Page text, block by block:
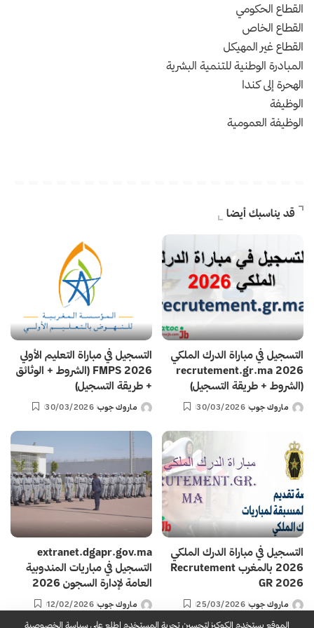
القطاع الحكومي
القطاع الخاص
القطاع غير المهيكل
المبادرة الوطنية للتنمية البشرية
الهحرة إلى كندا
الوظيفة
الوظيفة العمومية
قد يناسبك أيضا
التسجيل في مباراة الدرك الملكي
2026 recrutement.gr.ma
(الشروط + طريقة التسجيل)
Posted
ماروك جوب 30/03/2026
التسجيل في مباراة التعليم الأولي
2026 FMPS (الشروط + الوثائق
+ طريقة التسجيل)
Posted
ماروك جوب 30/03/2026
التسجيل في مباراة الدرك الملكي
2026 بالمغرب Recrutement
GR 2026
Posted
ماروك جوب 25/03/2026
extranet.dgapr.gov.ma
التسجيل في مباريات المندوبية
العامة لإدارة السجون 2026
Posted
ماروك جوب 12/02/2026
الموقع يستخدم الكوكيز لتحسين تحربة المستخدم اطلع على سياسة الخصوصية